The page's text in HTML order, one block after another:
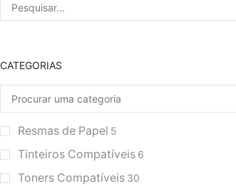
Pesquisar
CATEGORIAS
Resmas de Papel 5
Tinteiros Compatíveis 6
Toners Compatíveis 30